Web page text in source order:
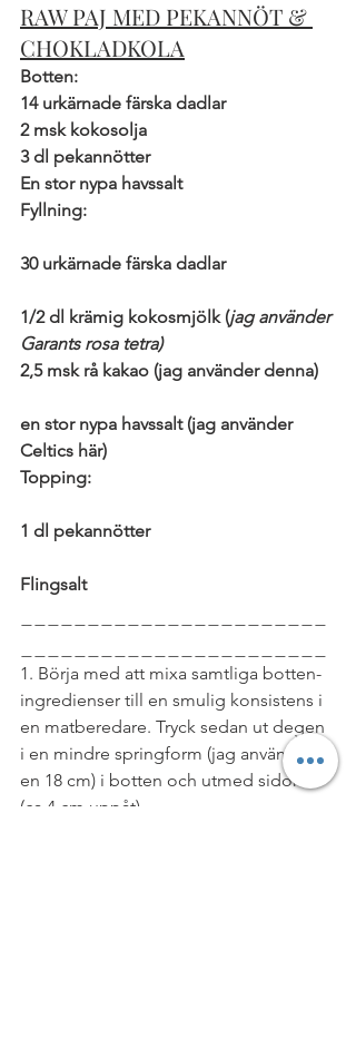
RAW PAJ MED PEKANNÖT &
CHOKLADKOLA
Botten:
14 urkärnade färska dadlar
2 msk kokosolja
3 dl pekannötter
En stor nypa havssalt
Fyllning:
30 urkärnade färska dadlar
1/2 dl krämig kokosmjölk (jag använder
Garants rosa tetra)
2,5 msk rå kakao (jag använder denna)
en stor nypa havssalt (jag använder
Celtics här)
Topping:
1 dl pekannötter
Flingsalt
1. Börja med att mixa samtliga botten-
ingredienser till en smulig konsistens i
en matberedare. Tryck sedan ut degen
i en mindre springform (jag använder
en 18 cm) i botten och utmed sidorna
(ca 4 cm uppåt).